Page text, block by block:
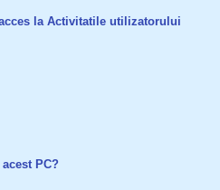
la Activitatile utilizatorului
PC?